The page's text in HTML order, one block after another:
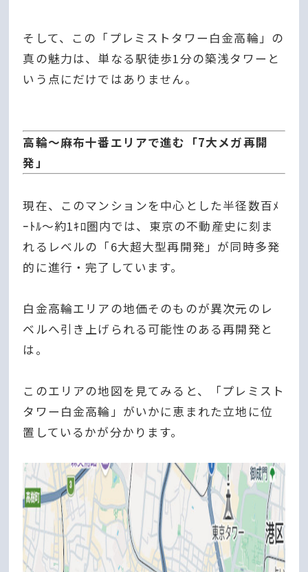
そして、この「プレミストタワー白金高輪」の
真の魅力は、単なる駅徒歩1分の築浅タワーと
いう点にだけではありません。
高輪〜麻布十番エリアで進む「7大メガ再開
発」
現在、このマンションを中心とした半径数百ﾒ
ｰﾄﾙ～約1ｷﾛ圏内では、東京の不動産史に刻ま
れるレベルの「6大超大型再開発」が同時多発
的に進行・完了しています。
白金高輪エリアの地価そのものが異次元のレ
ベルへ引き上げられる可能性のある再開発と
は。
このエリアの地図を見てみると、「プレミスト
タワー白金高輪」がいかに恵まれた立地に位
置しているかが分かります。